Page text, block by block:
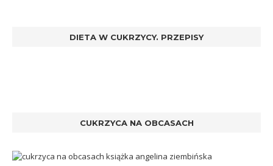
DIETA W CUKRZYCY. PRZEPISY
CUKRZYCA NA OBCASACH